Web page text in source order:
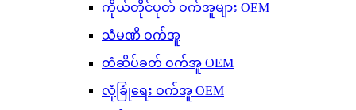
ကိုယ်တိုင်ပုတ် ဝက်အူများ OEM
သံမဏိ ဝက်အူ
တံဆိပ်ခတ် ဝက်အူ OEM
လုံခြုံရေး ဝက်အူ OEM